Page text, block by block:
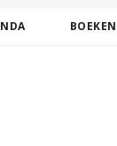
BOEKEN